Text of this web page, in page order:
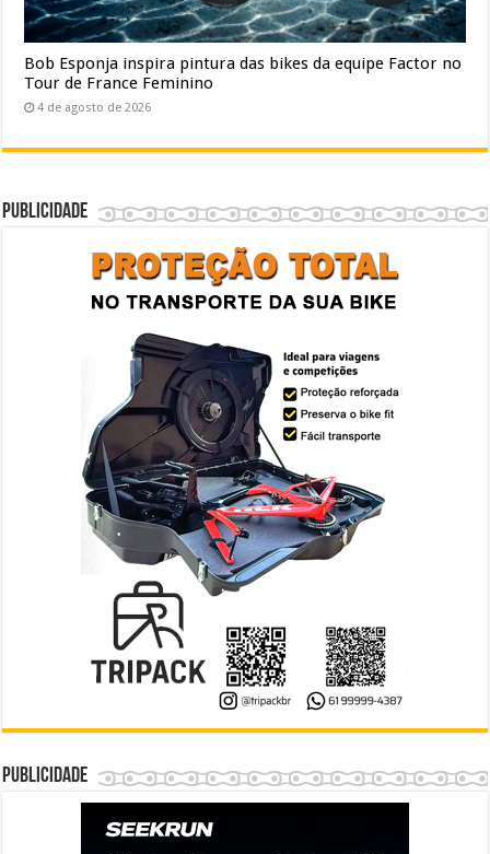
Bob Esponja inspira pintura das bikes da equipe Factor no
Tour de France Feminino
4 de agosto de 2026
Publicidade
Publicidade